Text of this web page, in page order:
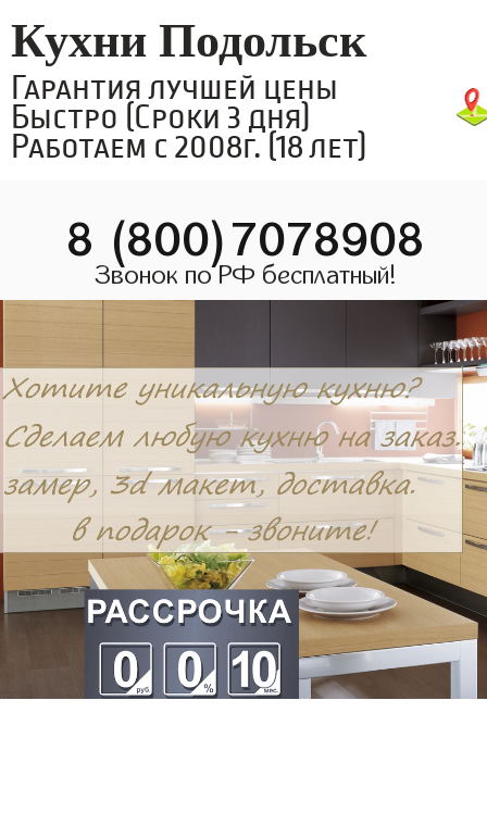
Кухни Подольск
Гарантия лучшей цены
Быстро (Сроки 3 дня)
Работаем с 2008г. (18 лет)
8 (800)7078908
Звонок по РФ бесплатный!